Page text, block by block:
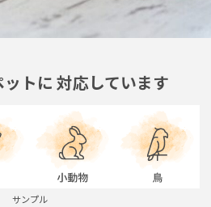
トに 対応しています
サンプル